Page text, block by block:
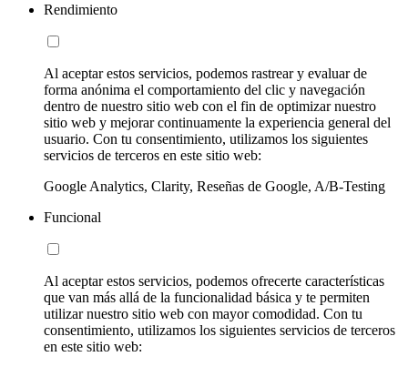
Rendimiento
Al aceptar estos servicios, podemos rastrear y evaluar de
forma anónima el comportamiento del clic y navegación
dentro de nuestro sitio web con el fin de optimizar nuestro
sitio web y mejorar continuamente la experiencia general del
usuario. Con tu consentimiento, utilizamos los siguientes
servicios de terceros en este sitio web:
Google Analytics, Clarity, Reseñas de Google, A/B-Testing
Funcional
Al aceptar estos servicios, podemos ofrecerte características
que van más allá de la funcionalidad básica y te permiten
utilizar nuestro sitio web con mayor comodidad. Con tu
consentimiento, utilizamos los siguientes servicios de terceros
en este sitio web: